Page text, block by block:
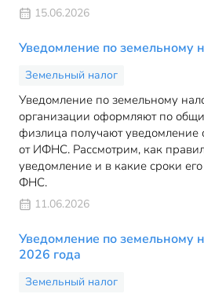
15.06.2026
Уведомление по земельному
Земельный налог
Уведомление по земельному
организации оформляют по
физлица получают уведомление
от ИФНС. Рассмотрим, как
уведомление и в какие сроки
ФНС.
11.06.2026
Уведомление по земельному
2026 года
Земельный налог